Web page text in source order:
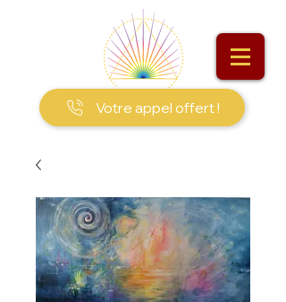
Votre appel offert !